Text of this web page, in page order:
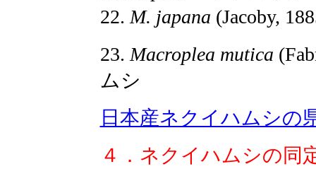
22. M. japana (Jacoby,
23. Macroplea mutica
ムシ
日本産ネクイハムシの
４．ネクイハムシの同